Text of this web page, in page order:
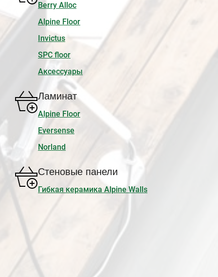
Berry Alloc
Alpine Floor
Invictus
SPC floor
Аксессуары
Ламинат
Alpine Floor
Eversense
Norland
Стеновые панели
Гибкая керамика Alpine Walls